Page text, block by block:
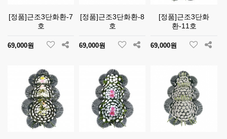
[정품]근조3단화환-7
호
69,000원
[정품]근조3단화환-8
호
69,000원
[정품]근조3단화
환-11호
69,000원